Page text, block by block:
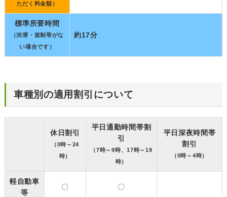
ただく料金額）
標準所要時間
（渋滞・規制等がな
い場合です）
約17分
車種別の適用割引について
休日割引
（0時～24
時）
平日通勤時間帯割
引
（7時～9時、17時～19
時）
平日深夜時間帯
割引
（0時～4時）
軽自動車
等
〇 〇